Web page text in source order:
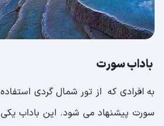
باداب سورت
به افرادی که از تور شمال گردی استفاده
سورت پیشنهاد می شود. این باداب